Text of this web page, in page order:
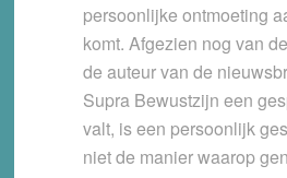
persoonlijke ontmoeting
komt. Afgezien nog van
de auteur van de
Supra Bewustzijn een
valt, is een persoonlijk
niet de manier waarop